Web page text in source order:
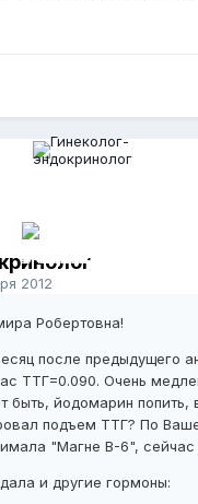
2012
Робертовна!
после предыдущего
ТТГ=0.090. Очень
быть, йодомарин попить,
подъем ТТГ? По
"Магне В-6", сейчас
и другие гормоны: